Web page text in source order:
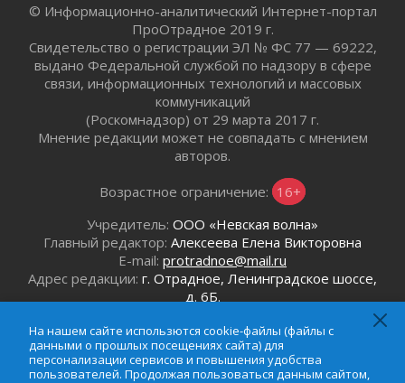
Айда на пляж!
01 августа 2026
Один в поле — не воин
01 августа 2026
Пик топливного кризиса в регионе прошёл
31 июля 2026
О мужестве, долге и стойкости
Ленинградцы — бойцам «Барс-Ленинградец»
31 июля 2026
Маршрутами будущего — к заветной цели
«Корвет» на страже
31 июля 2026
Правила для жизни
31 июля 2026
С рабочим визитом
© Информационно-аналитический Интернет-портал
ПроОтрадное 2019 г.
Свидетельство о регистрации ЭЛ № ФС 77 — 69222,
выдано Федеральной службой по надзору в сфере
связи, информационных технологий и массовых
коммуникаций
(Роскомнадзор) от 29 марта 2017 г.
Мнение редакции может не совпадать с мнением
авторов.
Возрастное ограничение: 16+
Учредитель: ООО «Невская волна»
Главный редактор: Алексеева Елена Викторовна
E-mail: protradnoe@mail.ru
Адрес редакции: г. Отрадное, Ленинградское шоссе,
д. 6Б.
Телефон редакции:8 (921) 920-40-91
Email:protradnoe@mail.ru
Телефон рекламного отдела:8 (964) 331-96-31
На нашем сайте использются cookie-файлы (файлы с
данными о прошлых посещениях сайта) для
персонализации сервисов и повышения удобства
пользователей. Продолжая пользоваться данным сайтом,